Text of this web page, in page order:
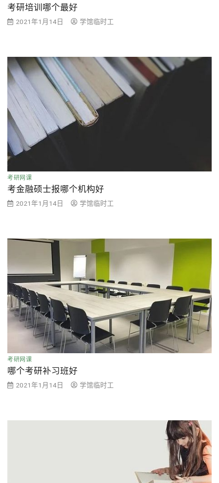
考研培训哪个最好
2021年1月14日 学馆临时工
考研网课
考金融硕士报哪个机构好
2021年1月14日 学馆临时工
考研网课
哪个考研补习班好
2021年1月14日 学馆临时工